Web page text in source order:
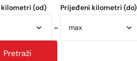
(od)
-
Prijeđeni kilometri (do)
Pretraži